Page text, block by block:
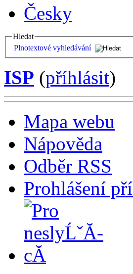
Česky
Hledat
Plnotextové vyhledávání
ISP (příhlásit)
Mapa webu
Nápověda
Odběr RSS
Prohlášení